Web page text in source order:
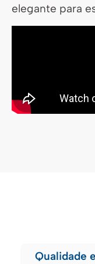
elegante para
Qualidade